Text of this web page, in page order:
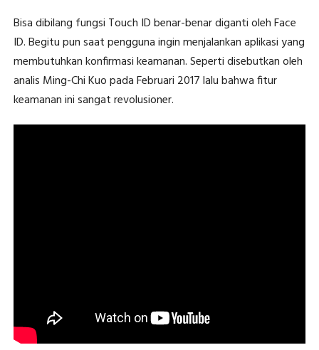
Bisa dibilang fungsi Touch ID benar-benar diganti oleh Face
ID. Begitu pun saat pengguna ingin menjalankan aplikasi yang
membutuhkan konfirmasi keamanan. Seperti disebutkan oleh
analis Ming-Chi Kuo pada Februari 2017 lalu bahwa fitur
keamanan ini sangat revolusioner.